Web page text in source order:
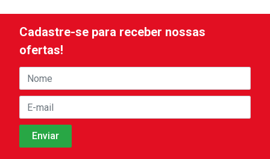
Cadastre-se para receber nossas
ofertas!